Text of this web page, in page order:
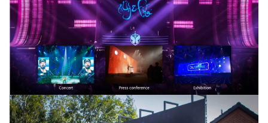
परिचालन आर्द्रताः 10%~90% आरएच